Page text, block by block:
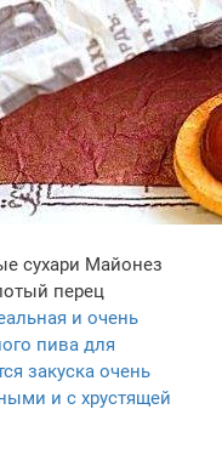
сухари Майонез
перец
и очень
пива для
закуска очень
и с хрустящей